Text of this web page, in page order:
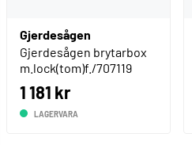
Gjerdesågen
Gjerdesågen brytarbox
m.lock(tom)f./707119
1 181 kr
LAGERVARA